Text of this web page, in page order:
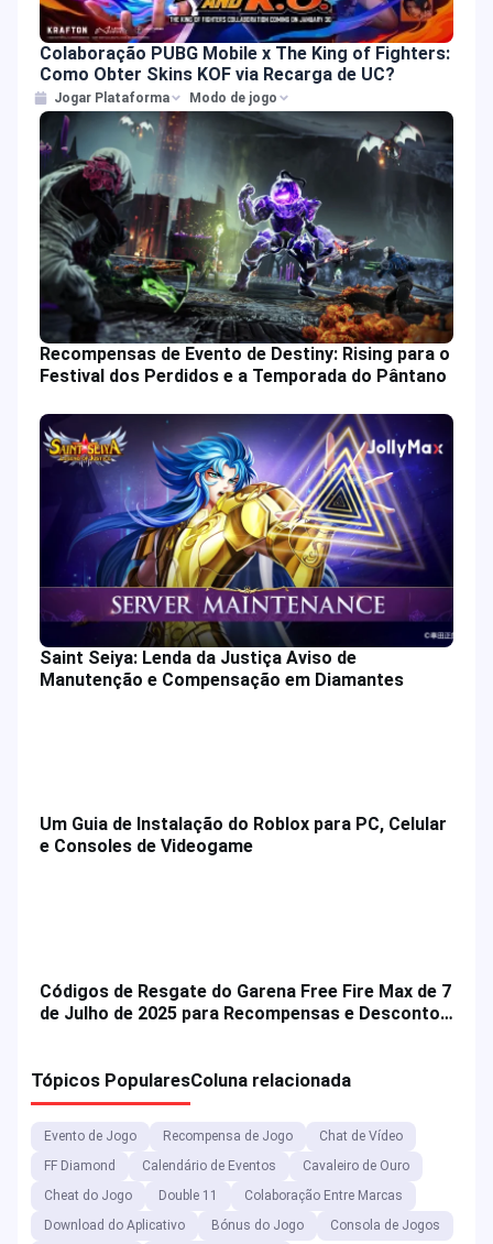
Colaboração PUBG Mobile x The King of Fighters:
Como Obter Skins KOF via Recarga de UC?
Jogar Plataforma Modo de jogo
Recompensas de Evento de Destiny: Rising para o
Festival dos Perdidos e a Temporada do Pântano
Saint Seiya: Lenda da Justiça Aviso de
Manutenção e Compensação em Diamantes
e Consoles de Videogame